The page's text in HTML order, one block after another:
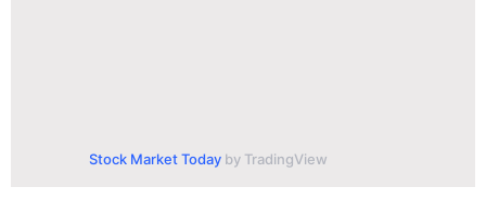
Stock Market Today by TradingView